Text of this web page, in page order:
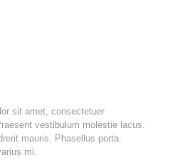
sit amet, consectetuer
vestibulum molestie lacus.
mauris. Phasellus porta.
mi.